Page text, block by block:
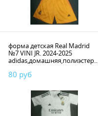
форма детская Real Madrid
№7 VINI JR. 2024-2025
adidas,домашняя,полиэстер
80 руб